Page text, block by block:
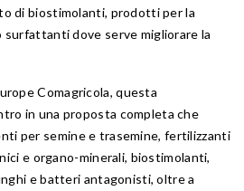
di biostimolanti, prodotti per la
dove serve migliorare la
Comagricola, questa
in una proposta completa che
per semine e trasemine, fertilizzanti
e organo-minerali, biostimolanti,
e batteri antagonisti, oltre a